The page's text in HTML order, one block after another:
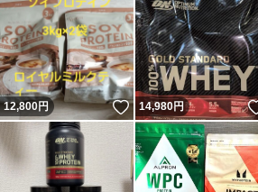
12,800円 いいね！
14,980円